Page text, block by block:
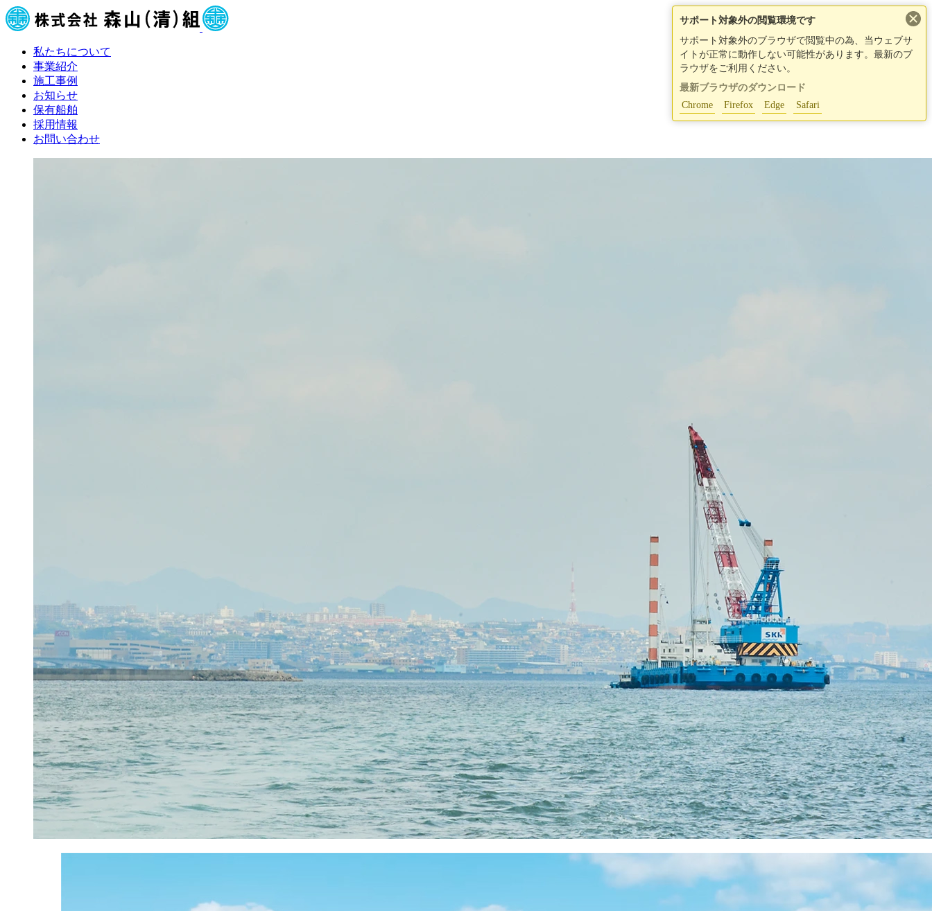
サポート対象外の閲覧環境です
サポート対象外のブラウザで閲覧中の為、当ウェブサ
イトが正常に動作しない可能性があります。最新のブ
ラウザをご利用ください。
最新ブラウザのダウンロード
Chrome
Firefox Edge Safari
私たちについて
事業紹介
施工事例
お知らせ
保有船舶
採用情報
お問い合わせ